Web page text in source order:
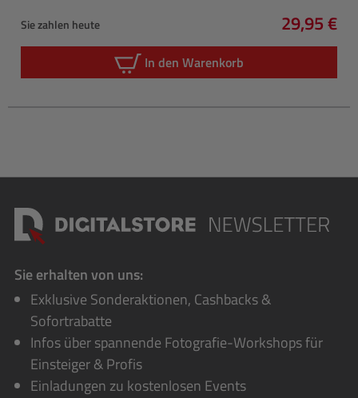
Sie zahlen heute 29,95 €
In den Warenkorb
Sie erhalten von uns:
Exklusive Sonderaktionen, Cashbacks &
Sofortrabatte
Infos über spannende Fotografie-Workshops für
Einsteiger & Profis
Einladungen zu kostenlosen Events